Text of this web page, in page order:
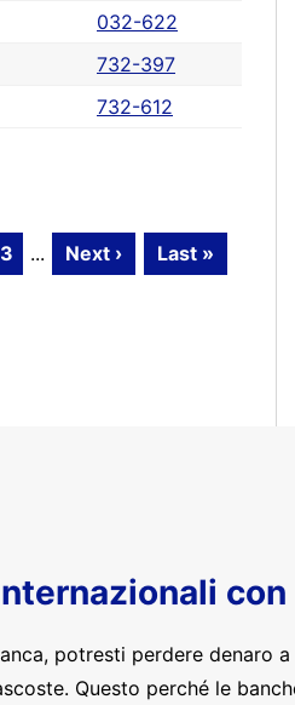
032-622
732-397
732-612
... Next › Last »
con
potresti perdere denaro
Questo perché le